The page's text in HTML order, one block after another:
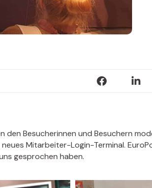
den Besucherinnen und Besuchern
Mitarbeiter-Login-Terminal.
gesprochen haben.